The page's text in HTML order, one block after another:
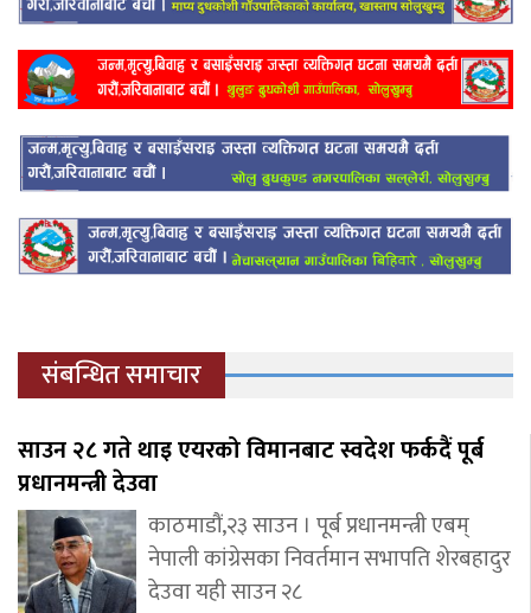
संबन्धित समाचार
साउन २८ गते थाइ एयरको विमानबाट स्वदेश फर्कदैं पूर्ब
प्रधानमन्त्री देउवा
काठमाडौं,२३ साउन । पूर्ब प्रधानमन्त्री एबम्
नेपाली कांग्रेसका निवर्तमान सभापति शेरबहादुर
देउवा यही साउन २८